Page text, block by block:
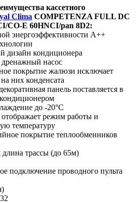
кассетного
Clima COMPETENZA FULL DC
CO-E 60HNCI/pan 8D2:
энергоэффективности А++
дизайн кондиционера
насос
покрытие жалюзи исключает
них конденсата
панель поставляется в
до -20°С
режим работы и
температуру
покрытие теплообменников
длина трассы (до 65м)
подключение проводного пульта